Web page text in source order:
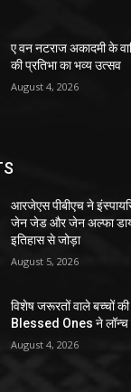
ए वन नटराज अकादमी के
की प्रतिभा का भव्य उत्सव
August 4, 2026
आरजेएस पीबीएच ने
जेन जेड और जेन अल्फा
इतिहास से जोड़ा
August 5, 2026
विशेष जरूरतों वाले बच्चों
Blessed Ones ने लॉन्च
August 4, 2026